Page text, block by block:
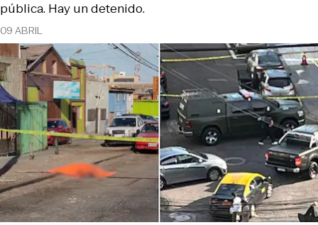
09 ABRIL
pública. Hay un detenido.